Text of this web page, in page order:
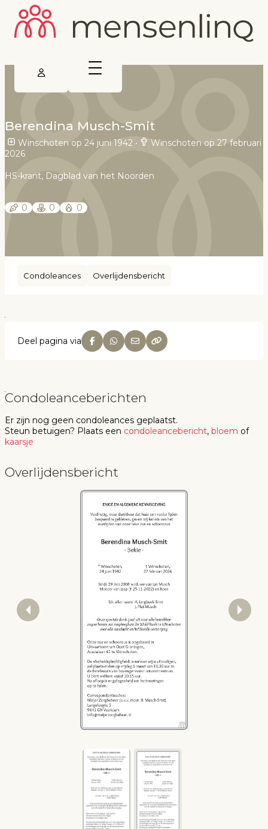
Berendina Musch-Smit
Winschoten op 24 juni 1942 •
Winschoten op 27 februari
2026
HS-krant, Dagblad van het Noorden
0 0 0
Condoleances Overlijdensbericht
Deel pagina via
Condoleanceberichten
Er zijn nog geen condoleances geplaatst.
Steun betuigen? Plaats een condoleancebericht, bloem of
kaarsje
Overlijdensbericht